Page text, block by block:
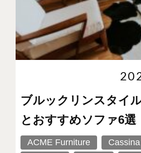
ブルックリンスタイ
とおすすめソファ6選
ACME Furniture Cassina